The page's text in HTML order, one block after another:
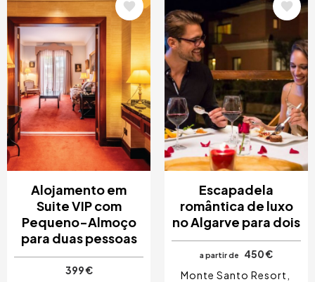
Alojamento em
Suite VIP com
Pequeno-Almoço
para duas pessoas
399 €
Escapadela
romântica de luxo
no Algarve para dois
a partir de
450 €
Monte Santo Resort